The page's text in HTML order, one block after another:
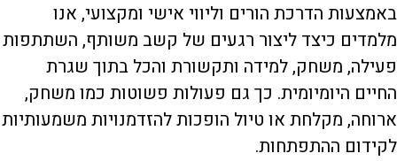
באמצעות הדרכת הורים וליווי אישי ומקצועי, אנו
מלמדים כיצד ליצור רגעים של קשב משותף, השתתפות
פעילה, משחק, למידה ותקשורת והכל בתוך שגרת
החיים היומיומית. כך גם פעולות פשוטות כמו משחק,
ארוחה, מקלחת או טיול הופכות להזדמנויות משמעותיות
לקידום ההתפתחות.